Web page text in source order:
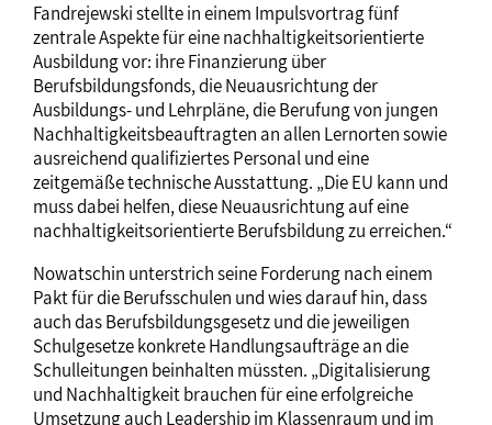
Fandrejewski stellte in einem Impulsvortrag fünf
zentrale Aspekte für eine nachhaltigkeitsorientierte
Ausbildung vor: ihre Finanzierung über
Berufsbildungsfonds, die Neuausrichtung der
Ausbildungs- und Lehrpläne, die Berufung von jungen
Nachhaltigkeitsbeauftragten an allen Lernorten sowie
ausreichend qualifiziertes Personal und eine
zeitgemäße technische Ausstattung. „Die EU kann und
muss dabei helfen, diese Neuausrichtung auf eine
nachhaltigkeitsorientierte Berufsbildung zu erreichen.“
Nowatschin unterstrich seine Forderung nach einem
Pakt für die Berufsschulen und wies darauf hin, dass
auch das Berufsbildungsgesetz und die jeweiligen
Schulgesetze konkrete Handlungsaufträge an die
Schulleitungen beinhalten müssten. „Digitalisierung
und Nachhaltigkeit brauchen für eine erfolgreiche
Umsetzung auch Leadership im Klassenraum und im